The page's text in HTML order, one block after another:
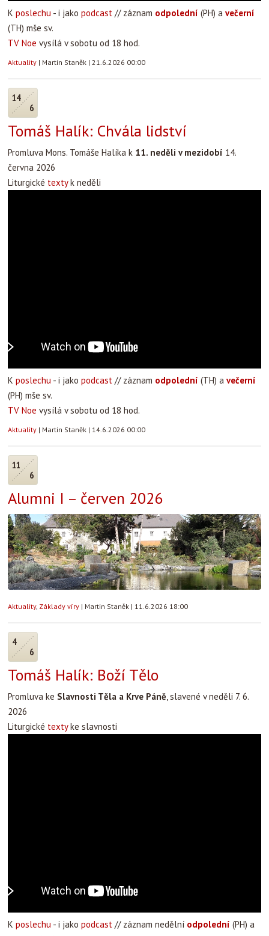
K poslechu - i jako podcast // záznam odpolední (PH) a večerní
(TH) mše sv.
TV Noe vysílá v sobotu od 18 hod.
Aktuality | Martin Staněk | 21.6.2026 00:00
14
6
Tomáš Halík: Chvála lidství
Promluva Mons. Tomáše Halíka k 11. neděli v mezidobí 14.
června 2026
Liturgické textyk neděli
K poslechu - i jako podcast // záznam odpolední (TH) a večerní
(PH) mše sv.
TV Noe vysílá v sobotu od 18 hod.
Aktuality | Martin Staněk | 14.6.2026 00:00
11
6
Alumni I – červen 2026
Aktuality, Základy víry | Martin Staněk | 11.6.2026 18:00
4
6
Tomáš Halík: Boží Tělo
Promluva ke Slavnosti Těla a Krve Páně, slavené v neděli 7. 6.
2026
Liturgické textyke slavnosti
K poslechu - i jako podcast // záznam nedělní odpolední (PH) a